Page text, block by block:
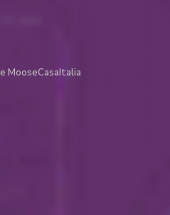
MooseCasaItalia